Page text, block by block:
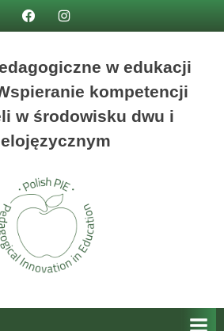
w edukacji
kompetencji
w środowisku dwu i